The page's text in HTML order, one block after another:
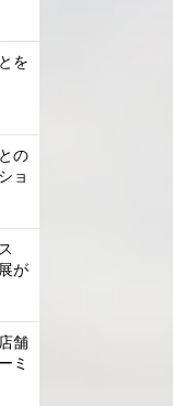
を
の
ョ
が
舗
ミ